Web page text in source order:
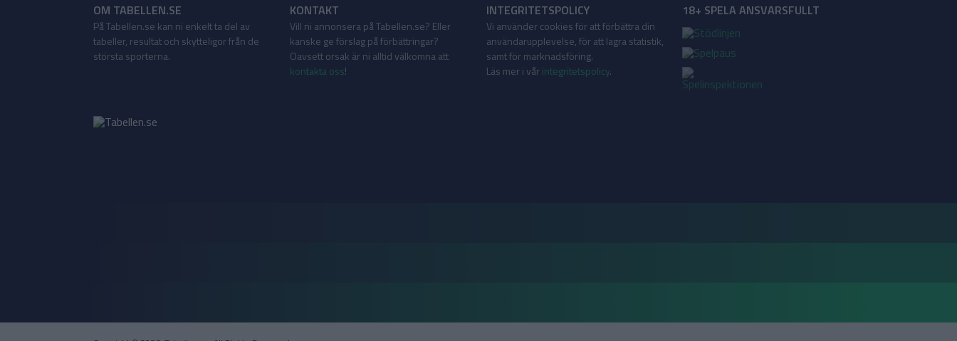
OM TABELLEN.SE
På Tabellen.se kan ni enkelt ta del av
tabeller, resultat och skytteligor från de
största sporterna.
KONTAKT
Vill ni annonsera på Tabellen.se? Eller
kanske ge förslag på förbättringar?
Oavsett orsak är ni alltid välkomna att
kontakta oss!
INTEGRITETSPOLICY
Vi använder cookies för att förbättra din
användarupplevelse, för att lagra statistik,
samt för marknadsföring.
Läs mer i vår integritetspolicy.
18+ SPELA ANSVARSFULLT